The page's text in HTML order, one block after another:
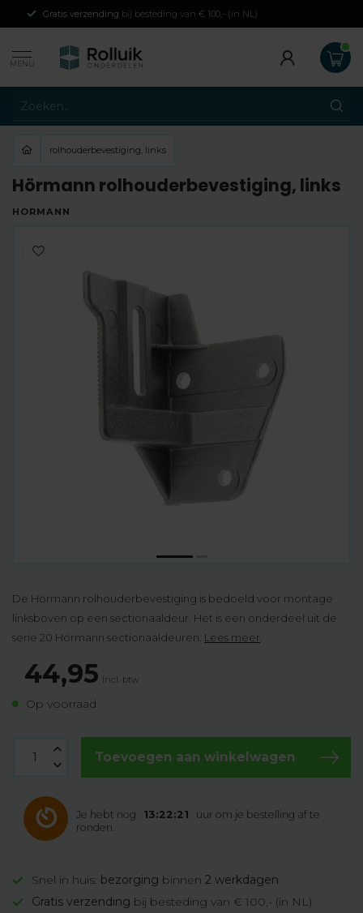
Gratis verzending bij besteding van € 100,- (in NL)
MENU
rolhouderbevestiging, links
Hörmann rolhouderbevestiging, links
HÖRMANN
De Hörmann rolhouderbevestiging is bedoeld voor montage
linksboven op een sectionaaldeur. Het is een onderdeel uit de
serie 20 Hörmann sectionaaldeuren. Lees meer
44,95 Incl. btw
Op voorraad
Toevoegen aan winkelwagen
Je hebt nog 13:22:21
uur om je bestelling af te
ronden.
Snel in huis: bezorging binnen 2 werkdagen
Gratis verzending bij besteding van € 100,- (in NL)